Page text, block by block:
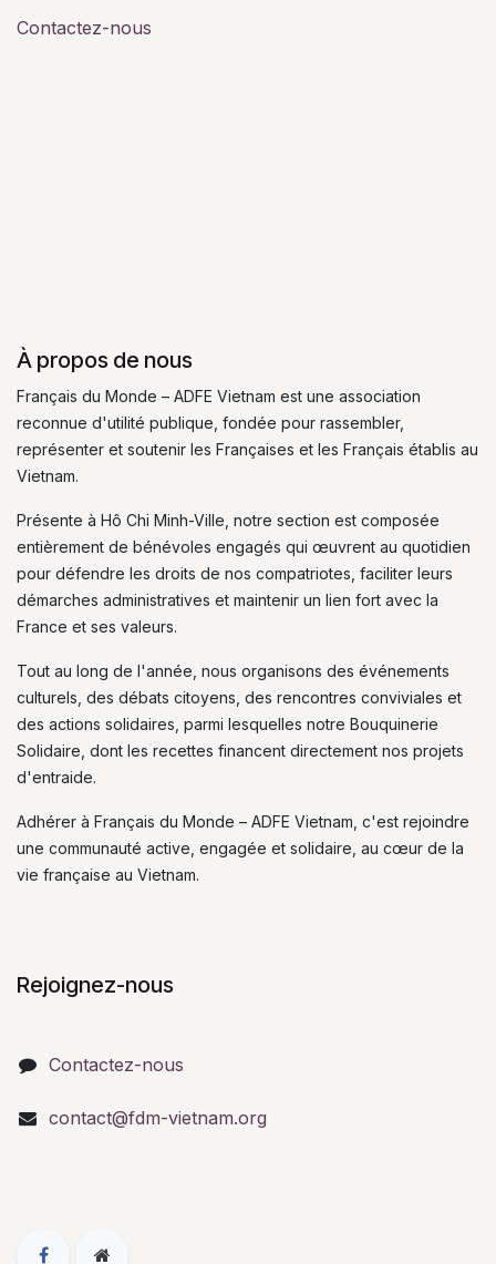
Contactez-nous
À propos de nous
Français du Monde – ADFE Vietnam est une association
reconnue d'utilité publique, fondée pour rassembler,
représenter et soutenir les Françaises et les Français établis au
Vietnam.
Présente à Hô Chi Minh-Ville, notre section est composée
entièrement de bénévoles engagés qui œuvrent au quotidien
pour défendre les droits de nos compatriotes, faciliter leurs
démarches administratives et maintenir un lien fort avec la
France et ses valeurs.
Tout au long de l'année, nous organisons des événements
culturels, des débats citoyens, des rencontres conviviales et
des actions solidaires, parmi lesquelles notre Bouquinerie
Solidaire, dont les recettes financent directement nos projets
d'entraide.
Adhérer à Français du Monde – ADFE Vietnam, c'est rejoindre
une communauté active, engagée et solidaire, au cœur de la
vie française au Vietnam.
Rejoignez-nous
Contactez-nous
contact@fdm-vietnam.org